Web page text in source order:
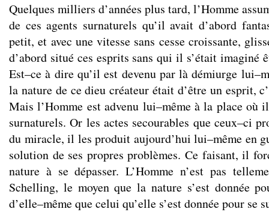
Quelques milliers d’années plus tard, l’Homme
de ces agents surnaturels qu’il avait d’abord
petit, et avec une vitesse sans cesse croissante,
d’abord situé ces esprits sans qui il s’était imaginé
Est–ce à dire qu’il est devenu par là démiurge
la nature de ce dieu créateur était d’être un esprit,
Mais l’Homme est advenu lui–même à la place où
surnaturels. Or les actes secourables que ceux–ci
du miracle, il les produit aujourd’hui lui–même en
solution de ses propres problèmes. Ce faisant, il
nature à se dépasser. L’Homme n’est pas
Schelling, le moyen que la nature s’est donnée
d’elle–même que celui qu’elle s’est donnée pour se